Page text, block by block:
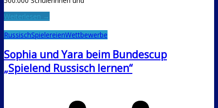
Weiterlesen →
RussischSpielereienWettbewerbe
Sophia und Yara beim Bundescup
„Spielend Russisch lernen“